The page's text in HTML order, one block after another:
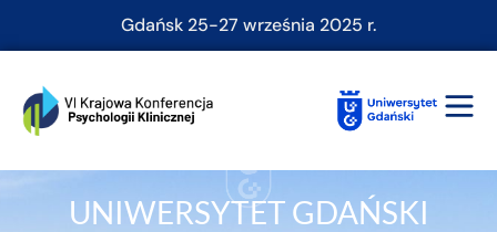
Gdańsk 25-27 września 2025 r.
UNIWERSYTET GDAŃSKI